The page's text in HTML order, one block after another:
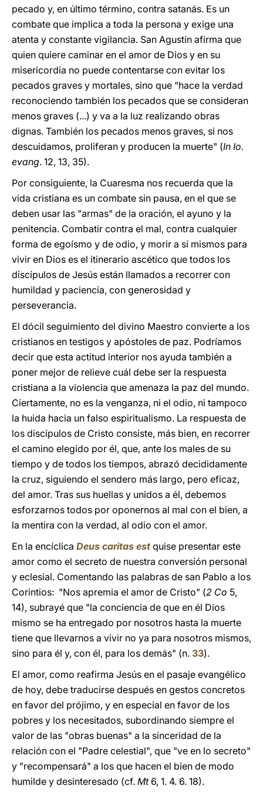
pecado y, en último término, contra satanás. Es un
combate que implica a toda la persona y exige una
atenta y constante vigilancia. San Agustín afirma que
quien quiere caminar en el amor de Dios y en su
misericordia no puede contentarse con evitar los
pecados graves y mortales, sino que "hace la verdad
reconociendo también los pecados que se consideran
menos graves (...) y va a la luz realizando obras
dignas. También los pecados menos graves, si nos
descuidamos, proliferan y producen la muerte" (In Io.
evang. 12, 13, 35).
Por consiguiente, la Cuaresma nos recuerda que la
vida cristiana es un combate sin pausa, en el que se
deben usar las "armas" de la oración, el ayuno y la
penitencia. Combatir contra el mal, contra cualquier
forma de egoísmo y de odio, y morir a sí mismos para
vivir en Dios es el itinerario ascético que todos los
discípulos de Jesús están llamados a recorrer con
humildad y paciencia, con generosidad y
perseverancia.
El dócil seguimiento del divino Maestro convierte a los
cristianos en testigos y apóstoles de paz. Podríamos
decir que esta actitud interior nos ayuda también a
poner mejor de relieve cuál debe ser la respuesta
cristiana a la violencia que amenaza la paz del mundo.
Ciertamente, no es la venganza, ni el odio, ni tampoco
la huida hacia un falso espiritualismo. La respuesta de
los discípulos de Cristo consiste, más bien, en recorrer
el camino elegido por él, que, ante los males de su
tiempo y de todos los tiempos, abrazó decididamente
la cruz, siguiendo el sendero más largo, pero eficaz,
del amor. Tras sus huellas y unidos a él, debemos
esforzarnos todos por oponernos al mal con el bien, a
la mentira con la verdad, al odio con el amor.
En la encíclica Deus caritas est quise presentar este
amor como el secreto de nuestra conversión personal
y eclesial. Comentando las palabras de san Pablo a los
Corintios: "Nos apremia el amor de Cristo" (2 Co 5,
14), subrayé que "la conciencia de que en él Dios
mismo se ha entregado por nosotros hasta la muerte
tiene que llevarnos a vivir no ya para nosotros mismos,
sino para él y, con él, para los demás" (n. 33).
El amor, como reafirma Jesús en el pasaje evangélico
de hoy, debe traducirse después en gestos concretos
en favor del prójimo, y en especial en favor de los
pobres y los necesitados, subordinando siempre el
valor de las "obras buenas" a la sinceridad de la
relación con el "Padre celestial", que "ve en lo secreto"
y "recompensará" a los que hacen el bien de modo
humilde y desinteresado (cf. Mt6, 1. 4. 6. 18).